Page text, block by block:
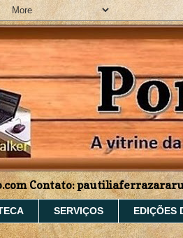
Contato:
SERVIÇOS EDIÇÕES